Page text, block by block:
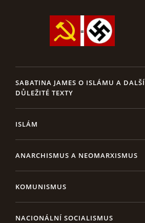
SABATINA JAMES O ISLÁMU A DALŠÍ
DŮLEŽITÉ TEXTY
ISLÁM
ANARCHISMUS A NEOMARXISMUS
KOMUNISMUS
NACIONÁLNÍ SOCIALISMUS